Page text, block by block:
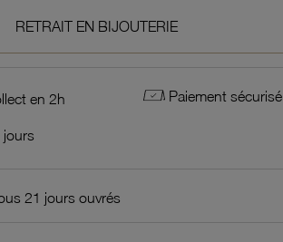
RETRAIT EN BIJOUTERIE
en 2h Paiement sécurisé
jours
21 jours ouvrés